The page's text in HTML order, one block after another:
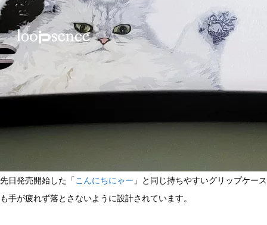
先日発売開始した「 こんにちにゃー 」と同じ持ちやすいグリップケー
も手が疲れず落とさないように設計されています。